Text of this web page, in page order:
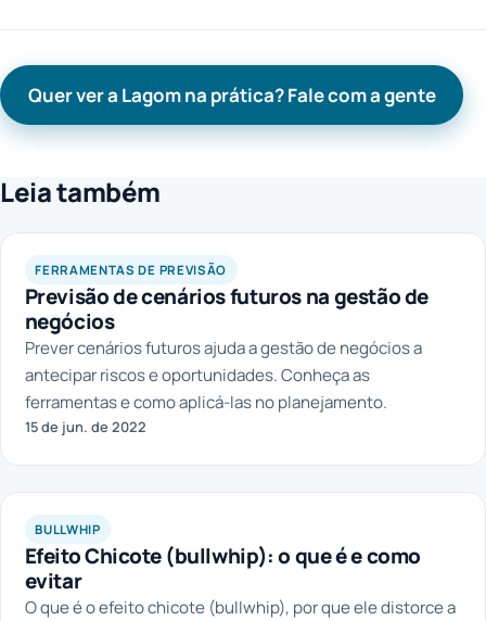
Quer ver a Lagom na prática? Fale com a gente
Leia também
FERRAMENTAS DE PREVISÃO
Previsão de cenários futuros na gestão de
negócios
Prever cenários futuros ajuda a gestão de negócios a
antecipar riscos e oportunidades. Conheça as
ferramentas e como aplicá-las no planejamento.
15 de jun. de 2022
BULLWHIP
Efeito Chicote (bullwhip): o que é e como
evitar
O que é o efeito chicote (bullwhip), por que ele distorce a